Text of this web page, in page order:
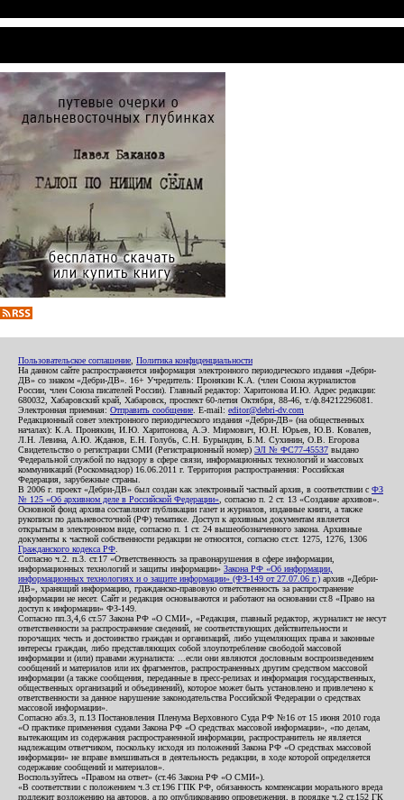
Пользовательское соглашение Политика конфиденциальности
На данном сайте распространяется информация электронного периодического издания «Дебри-
ДВ» со знаком «Дебри-ДВ». 16+ Учредитель: Пронякин К.А. (член Союза журналистов
России, член Союза писателей России). Главный редактор: Харитонова И.Ю. Адрес редакции:
680032, Хабаровский край, Хабаровск, проспект 60-летия Октября, 88-46, т./ф.84212296081.
Электронная приемная: Отправить сообщение . E-mail: editor@debri-dv.com
Редакционный совет электронного периодического издания «Дебри-ДВ» (на общественных
началах): К.А. Пронякин, И.Ю. Харитонова, А.Э. Мирмович, Ю.Н. Юрьев, Ю.В. Ковалев,
Л.Н. Левина, А.Ю. Жданов, Е.Н. Голубь, С.Н. Бурындин, Б.М. Сухинин, О.В. Егорова
Свидетельство о регистрации СМИ (Регистрационный номер) ЭЛ № ФС77-45537 выдано
Федеральной службой по надзору в сфере связи, информационных технологий и массовых
коммуникаций (Роскомнадзор) 16.06.2011 г. Территория распространения: Российская
Федерация, зарубежные страны.
В 2006 г. проект «Дебри-ДВ» был создан как электронный частный архив, в соответствии с ФЗ
№ 125 «Об архивном деле в Российской Федерации» , согласно п. 2 ст. 13 «Создание архивов».
Основной фонд архива составляют публикации газет и журналов, изданные книги, а также
рукописи по дальневосточной (РФ) тематике. Доступ к архивным документам является
открытым в электронном виде, согласно п. 1 ст. 24 вышеобозначенного закона. Архивные
документы к частной собственности редакции не относятся, согласно ст.ст. 1275, 1276, 1306
Гражданского кодекса РФ
Согласно ч.2. п.3. ст.17 «Ответственность за правонарушения в сфере информации,
информационных технологий и защиты информации» Закона РФ «Об информации,
информационных технологиях и о защите информации» (ФЗ-149 от 27.07.06 г.) архив «Дебри-
ДВ», хранящий информацию, гражданско-правовую ответственность за распространение
информации не несет. Сайт и редакция основываются и работают на основании ст.8 «Право на
доступ к информации» ФЗ-149.
Согласно пп.3,4,6 ст.57 Закона РФ «О СМИ», «Редакция, главный редактор, журналист не несут
ответственности за распространение сведений, не соответствующих действительности и
порочащих честь и достоинство граждан и организаций, либо ущемляющих права и законные
интересы граждан, либо представляющих собой злоупотребление свободой массовой
информации и (или) правами журналиста: ...если они являются дословным воспроизведением
сообщений и материалов или их фрагментов, распространенных другим средством массовой
информации (а также сообщения, переданные в пресс-релизах и информация государственных,
общественных организаций и объединений), которое может быть установлено и привлечено к
ответственности за данное нарушение законодательства Российской Федерации о средствах
массовой информации».
Согласно абз.3, п.13 Постановления Пленума Верховного Суда РФ №16 от 15 июня 2010 года
«О практике применения судами Закона РФ «О средствах массовой информации», «по делам,
вытекающим из содержания распространенной информации, распространитель не является
надлежащим ответчиком, поскольку исходя из положений Закона РФ «О средствах массовой
информации» не вправе вмешиваться в деятельность редакции, в ходе которой определяется
содержание сообщений и материалов».
Воспользуйтесь «Правом на ответ» (ст.46 Закона РФ «О СМИ»).
«В соответствии с положением ч.3 ст.196 ГПК РФ, обязанность компенсации морального вреда
подлежит возложению на авторов, а по опубликованию опровержения, в порядке ч.2 ст.152 ГК